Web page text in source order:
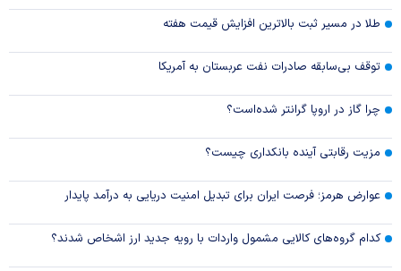
طلا در مسیر ثبت بالاترین افزایش قیمت هفته
توقف بی‌سابقه صادرات نفت عربستان به آمریکا
چرا گاز در اروپا گرانتر شده‌است؟
مزیت رقابتی آینده بانکداری چیست؟
عوارض هرمز؛ فرصت ایران برای تبدیل امنیت دریایی به درآمد پایدار
کدام گروه‌های کالایی مشمول واردات با رویه جدید ارز اشخاص شدند؟